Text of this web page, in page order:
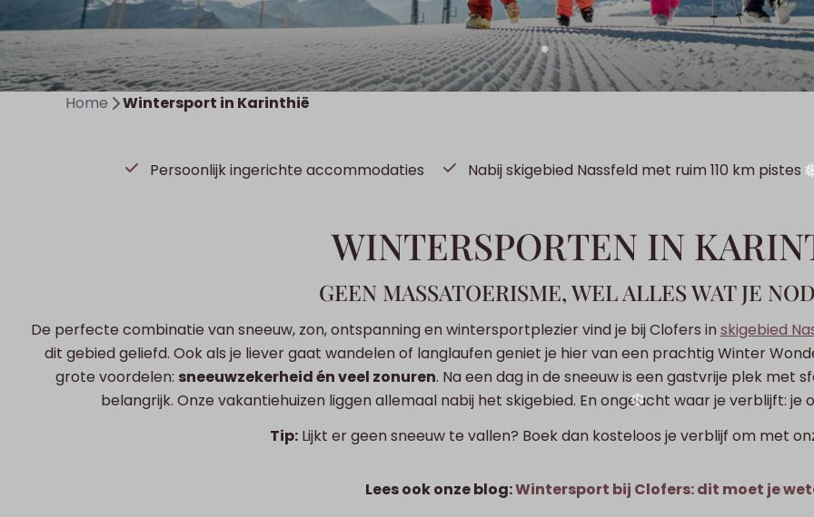
Home Wintersport in Karinthië
Persoonlijk ingerichte accommodaties Nabij skigebied Nassfeld met ruim 110 km pistes
WINTERSPORTEN IN
GEEN MASSATOERISME, WEL ALLES WAT JE
De perfecte combinatie van sneeuw, zon, ontspanning en wintersportplezier vind je bij Clofers in skigebied
dit gebied geliefd. Ook als je liever gaat wandelen of langlaufen geniet je hier van een prachtig Winter
grote voordelen: sneeuwzekerheid én veel zonuren. Na een dag in de sneeuw is een gastvrije plek
belangrijk. Onze vakantiehuizen liggen allemaal nabij het skigebied. En ongeacht waar je verblijft:
Tip: Lijkt er geen sneeuw te vallen? Boek dan kosteloos je verblijf om met
Lees ook onze blog:Wintersport bij Clofers: dit moet je
✽
✽
❆